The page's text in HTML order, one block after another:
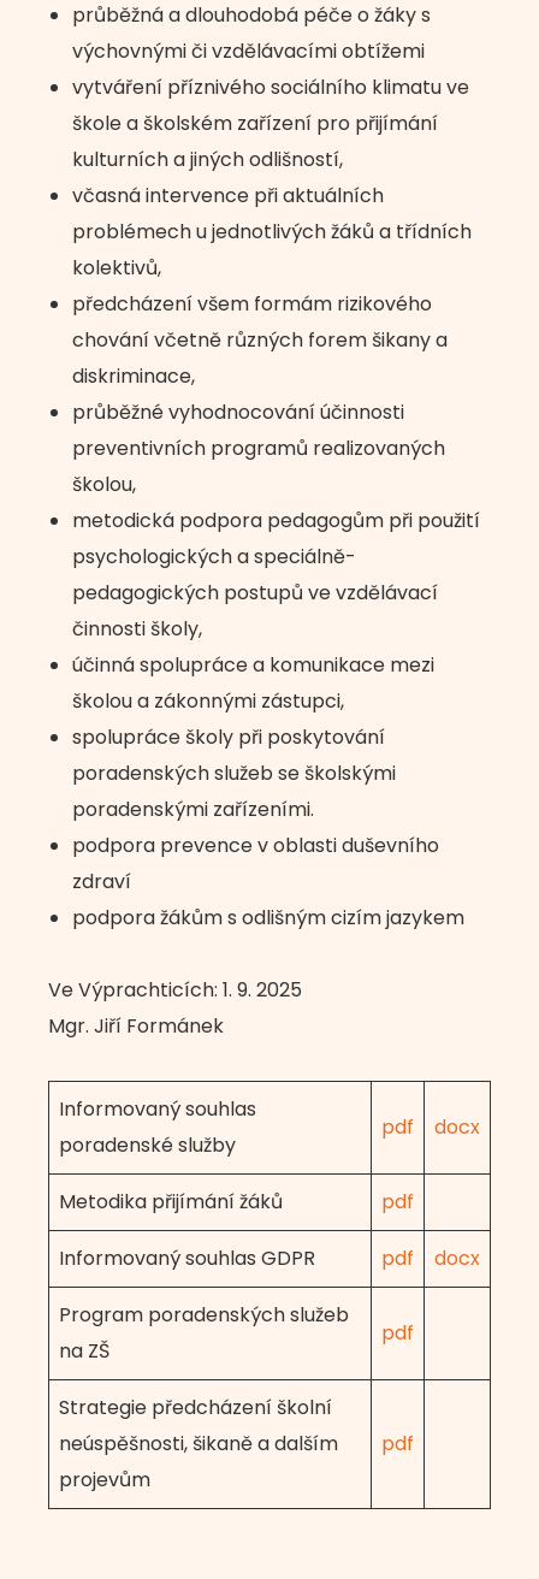
průběžná a dlouhodobá péče o žáky s
výchovnými či vzdělávacími obtížemi
vytváření příznivého sociálního klimatu ve
škole a školském zařízení pro přijímání
kulturních a jiných odlišností,
včasná intervence při aktuálních
problémech u jednotlivých žáků a třídních
kolektivů,
předcházení všem formám rizikového
chování včetně různých forem šikany a
diskriminace,
průběžné vyhodnocování účinnosti
preventivních programů realizovaných
školou,
metodická podpora pedagogům při použití
psychologických a speciálně-
pedagogických postupů ve vzdělávací
činnosti školy,
účinná spolupráce a komunikace mezi
školou a zákonnými zástupci,
spolupráce školy při poskytování
poradenských služeb se školskými
poradenskými zařízeními.
podpora prevence v oblasti duševního
zdraví
podpora žákům s odlišným cizím jazykem
Ve Výprachticích: 1. 9. 2025
Mgr. Jiří Formánek
Informovaný souhlas
poradenské služby
pdf docx
Metodika přijímání žáků pdf
Informovaný souhlas GDPR pdf docx
Program poradenských služeb
na ZŠ
pdf
Strategie předcházení školní
neúspěšnosti, šikaně a dalším
projevům
pdf